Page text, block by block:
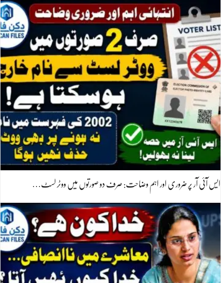
ایس آئی آر پر ضروری اور اہم وضاحت: صرف دو صورتوں میں ووٹر لسٹ…